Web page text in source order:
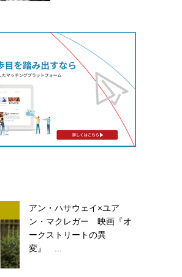
アン・ハサウェイ×ユア
ン・マクレガー 映画『オ
ークストリートの異
変』 ...